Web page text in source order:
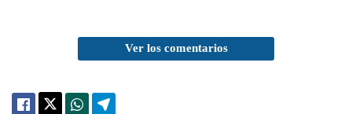
Ver los comentarios